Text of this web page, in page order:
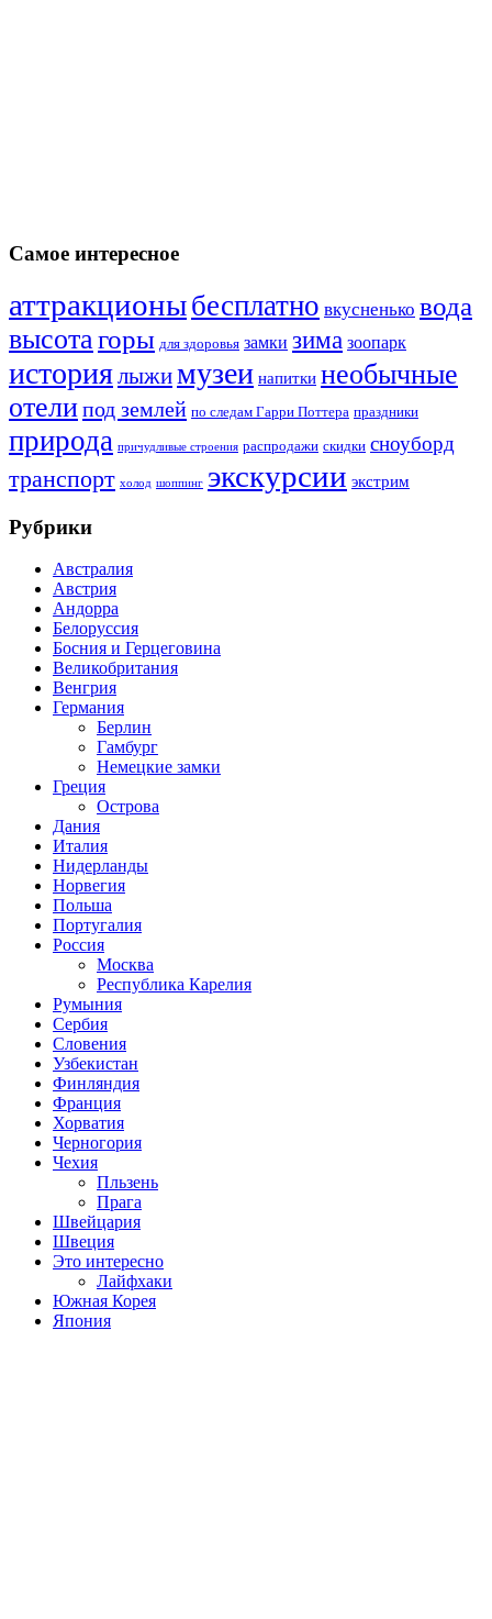
Самое интересное
аттракционыбесплатно вкусненько вода
высотагоры для здоровья замки зима зоопарк
историялыжимузеи напитки необычные
отелипод землей по следам Гарри Поттера праздники
природа причудливые строения распродажи скидки сноуборд
транспорт холод шоппинг экскурсии экстрим
Рубрики
Австралия
Австрия
Андорра
Белоруссия
Босния и Герцеговина
Великобритания
Венгрия
Германия
Берлин
Гамбург
Немецкие замки
Греция
Острова
Дания
Италия
Нидерланды
Норвегия
Польша
Португалия
Россия
Москва
Республика Карелия
Румыния
Сербия
Словения
Узбекистан
Финляндия
Франция
Хорватия
Черногория
Чехия
Пльзень
Прага
Швейцария
Швеция
Это интересно
Лайфхаки
Южная Корея
Япония